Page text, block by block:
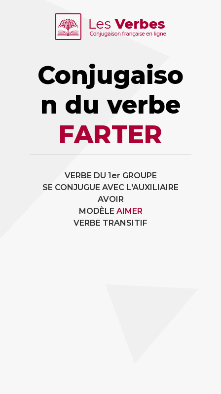
Conjugaiso
n du verbe
FARTER
VERBE DU 1er GROUPE
SE CONJUGUE AVEC L'AUXILIAIRE
AVOIR
MODÈLE AIMER
VERBE TRANSITIF